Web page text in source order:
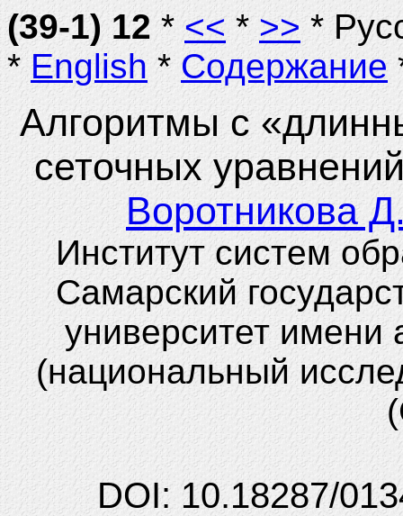
(39-1) 12*<< * >>*
*English * Содержание
Алгоритмы с
сеточных
Воротникова
Институт систем
Самарский
университет
(национальный
DOI: 10.18287/